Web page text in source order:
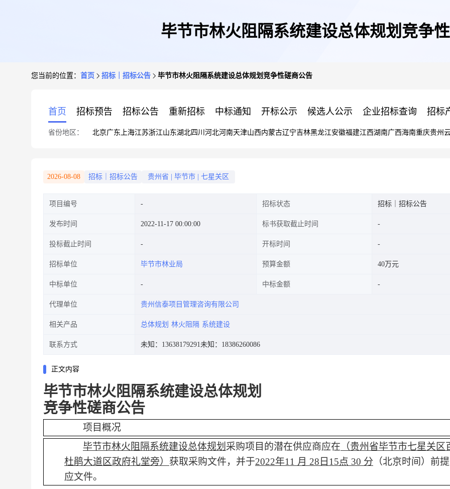
毕节市林火阻隔系统建设总体规划竞争
您当前的位置： 首页 招标｜招标公告 毕节市林火阻隔系统建设总体规划竞争性磋商公告
首页 招标预告 招标公告 重新招标 中标通知 开标公示 候选人公示 企业招标查询 招标
省份地区： 北京广东 上海江苏浙江山东湖北四川 河北河南天津山西内蒙古辽宁吉林黑龙江安徽福建江西湖南广西海南重庆贵州
2026-08-08 招标｜招标公告 贵州省 毕节市 七星关区
项目编号 招标状态 招标｜招标公告
发布时间 2022-11-17 00:00:00 标书获取截止时间
投标截止时间 开标时间
招标单位 毕节市林业局 预算金额 40万元
中标单位 中标金额
代理单位 贵州信泰项目管理咨询有限公司
相关产品 总体规划 林火阻隔 系统建设
联系方式 未知：13638179291未知：18386260086
正文内容
毕节市林火阻隔系统建设总体规划
竞争性磋商公告
项目概况
毕节市林火阻隔系统建设总体规划 采购项目的潜在供应商应在 （贵州省毕节市七星关区
杜鹃大道区政府礼堂旁） 获取采购文件，并于2022年11 月 28 日 15点 30 分 （北京时间）前
应文件。